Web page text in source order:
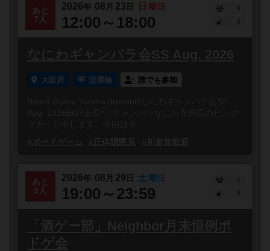
あと
7人
2026年 08 月 23 日 日 曜日
12:00～18:00
9
なにわギャンパラ会SS Aug. 2026
大阪府 淀屋橋 誰でも参加
Board Game Yarena presentsなにわギャンパラ会SS
Aug. 2026BGY会長*／ギャンパラなにわ支部長のピンク
ダガーと申します。今回はギ...
#ボードゲーム
#正体隠匿系 #初参加歓迎
あと
9人
2026年 08 月 29 日 土 曜日
19:00～23:59
1
「酒ゲー部」Neighbor月末恒例ボ
ドゲ会